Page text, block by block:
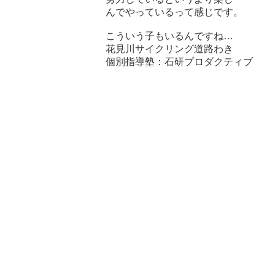
んでやっているって感じです。
こういう子もいるんですね…
花見川サイクリング道路わき
個別指導塾：石研プロダクティブ